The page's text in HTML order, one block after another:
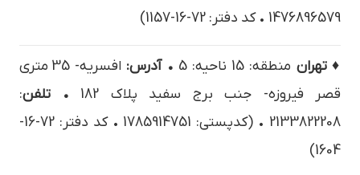
1476896579 • کد دفتر: 72-16-1157)
♦ تهران منطقه: 15 ناحیه: 5 • آدرس:
افسریه- 35 متری
قصر فیروزه- جنب برج سفید پلاک 182
• تلفن:
2133822208 • (کدپستی: 1785914751 • کد دفتر: 72-16-
1604)